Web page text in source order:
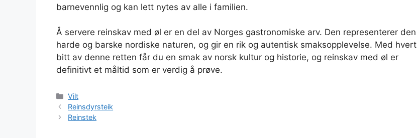
barnevennlig og kan lett nytes av alle i familien.
Å servere reinskav med øl er en del av Norges gastronomiske arv. Den representerer den
harde og barske nordiske naturen, og gir en rik og autentisk smaksopplevelse. Med hvert
bitt av denne retten får du en smak av norsk kultur og historie, og reinskav med øl er
definitivt et måltid som er verdig å prøve.
Kategorier
Vilt
Reinsdyrsteik
Reinstek